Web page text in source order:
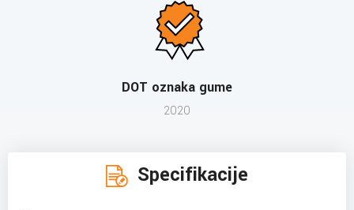
DOT oznaka gume
2020
Specifikacije